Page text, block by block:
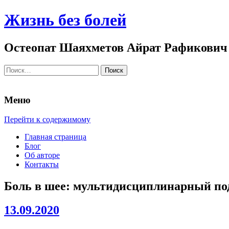
Жизнь без болей
Остеопат Шаяхметов Айрат Рафикович
Найти:
Меню
Перейти к содержимому
Главная страница
Блог
Об авторе
Контакты
Боль в шее: мультидисциплинарный
13.09.2020